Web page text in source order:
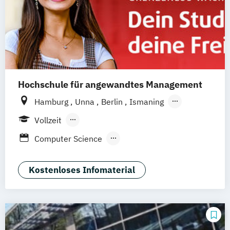
Hochschule für angewandtes Management
Hamburg Unna Berlin
Ismaning
Mannheim
Stuttgart
Vollzeit
Berufsbegleitendes Präsenzstudium
Computer Science
Digital Innovation
Software Development
Wirtschaftsinformatik - Cyber Security
Kostenloses Infomaterial